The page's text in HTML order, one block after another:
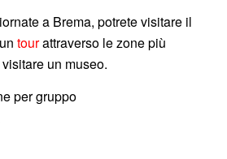
a Brema, potrete visitare il
tourattraverso le zone più
un museo.
per gruppo